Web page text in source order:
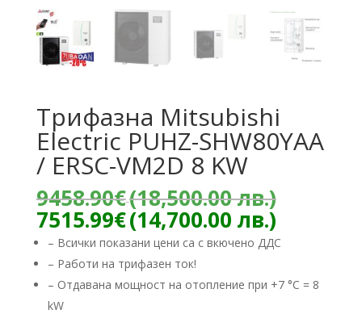
Трифазна Mitsubishi
Electric PUHZ-SHW80YAA
/ ERSC-VM2D 8 KW
9458.90€(18,500.00 лв.)
лв.).
7515.99€(14,700.00 лв.)
цена
е:
– Всички показани цени са с вкючено ДДС
– Работи на трифазен ток!
– Отдавана мощност на отопление при +7 °C = 8
kW